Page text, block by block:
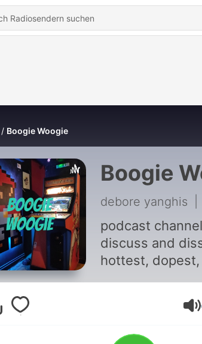
Boogie Woogie
Boogie
debore yanghis
podcast
discuss and
hottest,
tune gamerss!!!